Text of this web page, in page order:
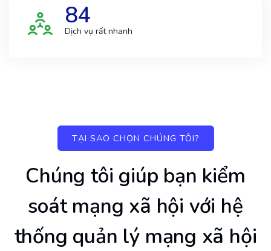
84
Dịch vụ rất nhanh
TẠI SAO CHỌN CHÚNG TÔI?
Chúng tôi giúp bạn kiểm
soát mạng xã hội với hệ
thống quản lý mạng xã hội